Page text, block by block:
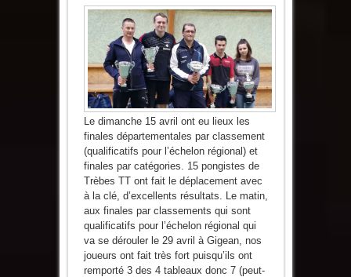
brillent
à
Le dimanche 15 avril ont eu lieux les
finales départementales par classement
(qualificatifs pour l’échelon régional) et
finales par catégories. 15 pongistes de
Trèbes TT ont fait le déplacement avec
à la clé, d’excellents résultats. Le matin,
aux finales par classements qui sont
qualificatifs pour l’échelon régional qui
va se dérouler le 29 avril à Gigean, nos
joueurs ont fait très fort puisqu’ils ont
remporté 3 des 4 tableaux donc 7 (peut-